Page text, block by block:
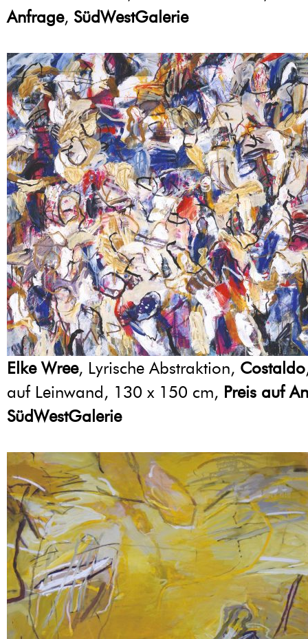
Anfrage, SüdWestGalerie
Elke Wree, Lyrische Abstraktion, Costaldo
auf Leinwand, 130 x 150 cm, Preis auf
SüdWestGalerie